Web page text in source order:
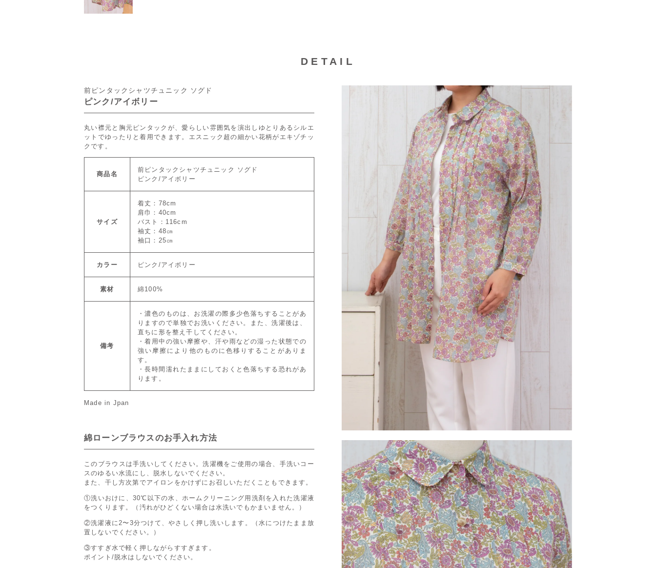
DETAIL
前ピンタックシャツチュニック ソグド
ピンク/アイボリー
丸い襟元と胸元ピンタックが、愛らしい雰囲気を演出しゆとりあるシルエ
ットでゆったりと着用できます。エスニック超の細かい花柄がエキゾチッ
クです。
商品名
前ピンタックシャツチュニック ソグド
ピンク/アイボリー
サイズ
着丈：78cm
肩巾：40cm
バスト：116cm
袖丈：48㎝
袖口：25㎝
カラー ピンク/アイボリー
素材 綿100%
備考
・濃色のものは、お洗濯の際多少色落ちすることがあ
りますので単独でお洗いください。また、洗濯後は、
直ちに形を整え干してください。
・着用中の強い摩擦や、汗や雨などの湿った状態での
強い摩擦により他のものに色移りすることがありま
す。
・長時間濡れたままにしておくと色落ちする恐れがあ
ります。
Made in Jpan
綿ローンブラウスのお手入れ方法
このブラウスは手洗いしてください。洗濯機をご使用の場合、手洗いコー
スのゆるい水流にし、脱水しないでください。
また、干し方次第でアイロンをかけずにお召しいただくこともできます。
①洗いおけに、30℃以下の水、ホームクリーニング用洗剤を入れた洗濯液
をつくります。（汚れがひどくない場合は水洗いでもかまいません。）
②洗濯液に2〜3分つけて、やさしく押し洗いします。（水につけたまま放
置しないでください。）
③すすぎ水で軽く押しながらすすぎます。
ポイント/脱水はしないでください。